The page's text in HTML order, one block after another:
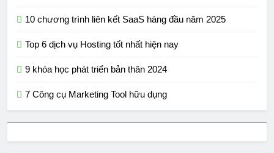
10 chương trình liên kết SaaS hàng đầu năm 2025
Top 6 dịch vụ Hosting tốt nhất hiện nay
9 khóa học phát triển bản thân 2024
7 Công cụ Marketing Tool hữu dụng